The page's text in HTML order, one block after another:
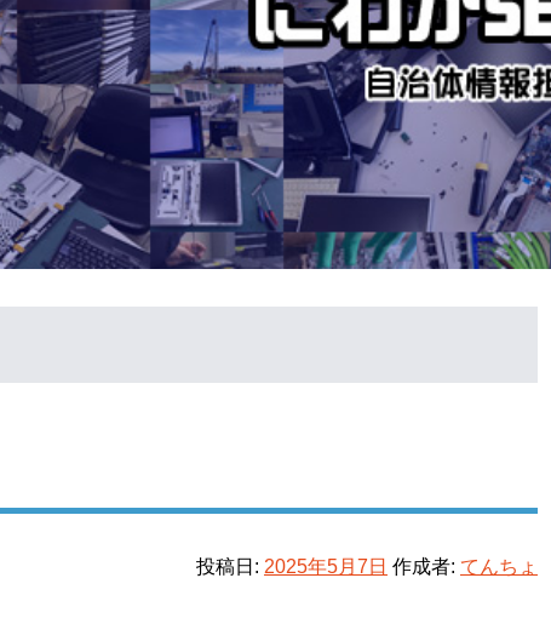
投稿日: 2025年5月7日 作成者: てんちょ